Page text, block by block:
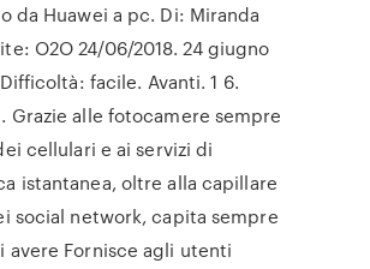
da Huawei a pc. Di: Miranda
O2O 24/06/2018. 24 giugno
facile. Avanti. 1 6.
Grazie alle fotocamere sempre
cellulari e ai servizi di
istantanea, oltre alla capillare
social network, capita sempre
avere Fornisce agli utenti